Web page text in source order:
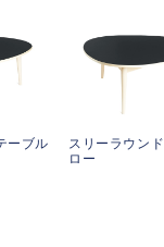
ーブル
スリーラウン
ロー